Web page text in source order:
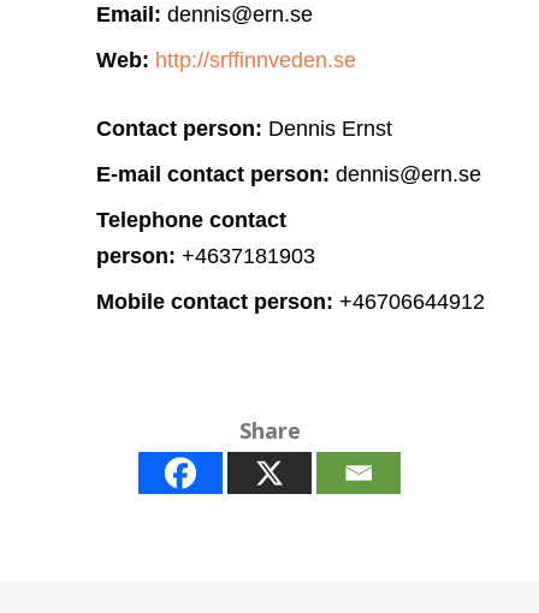
Email: dennis@ern.se
Web: http://srffinnveden.se
Contact person: Dennis Ernst
E-mail contact person: dennis@ern.se
Telephone contact
person: +4637181903
Mobile contact person: +46706644912
Share